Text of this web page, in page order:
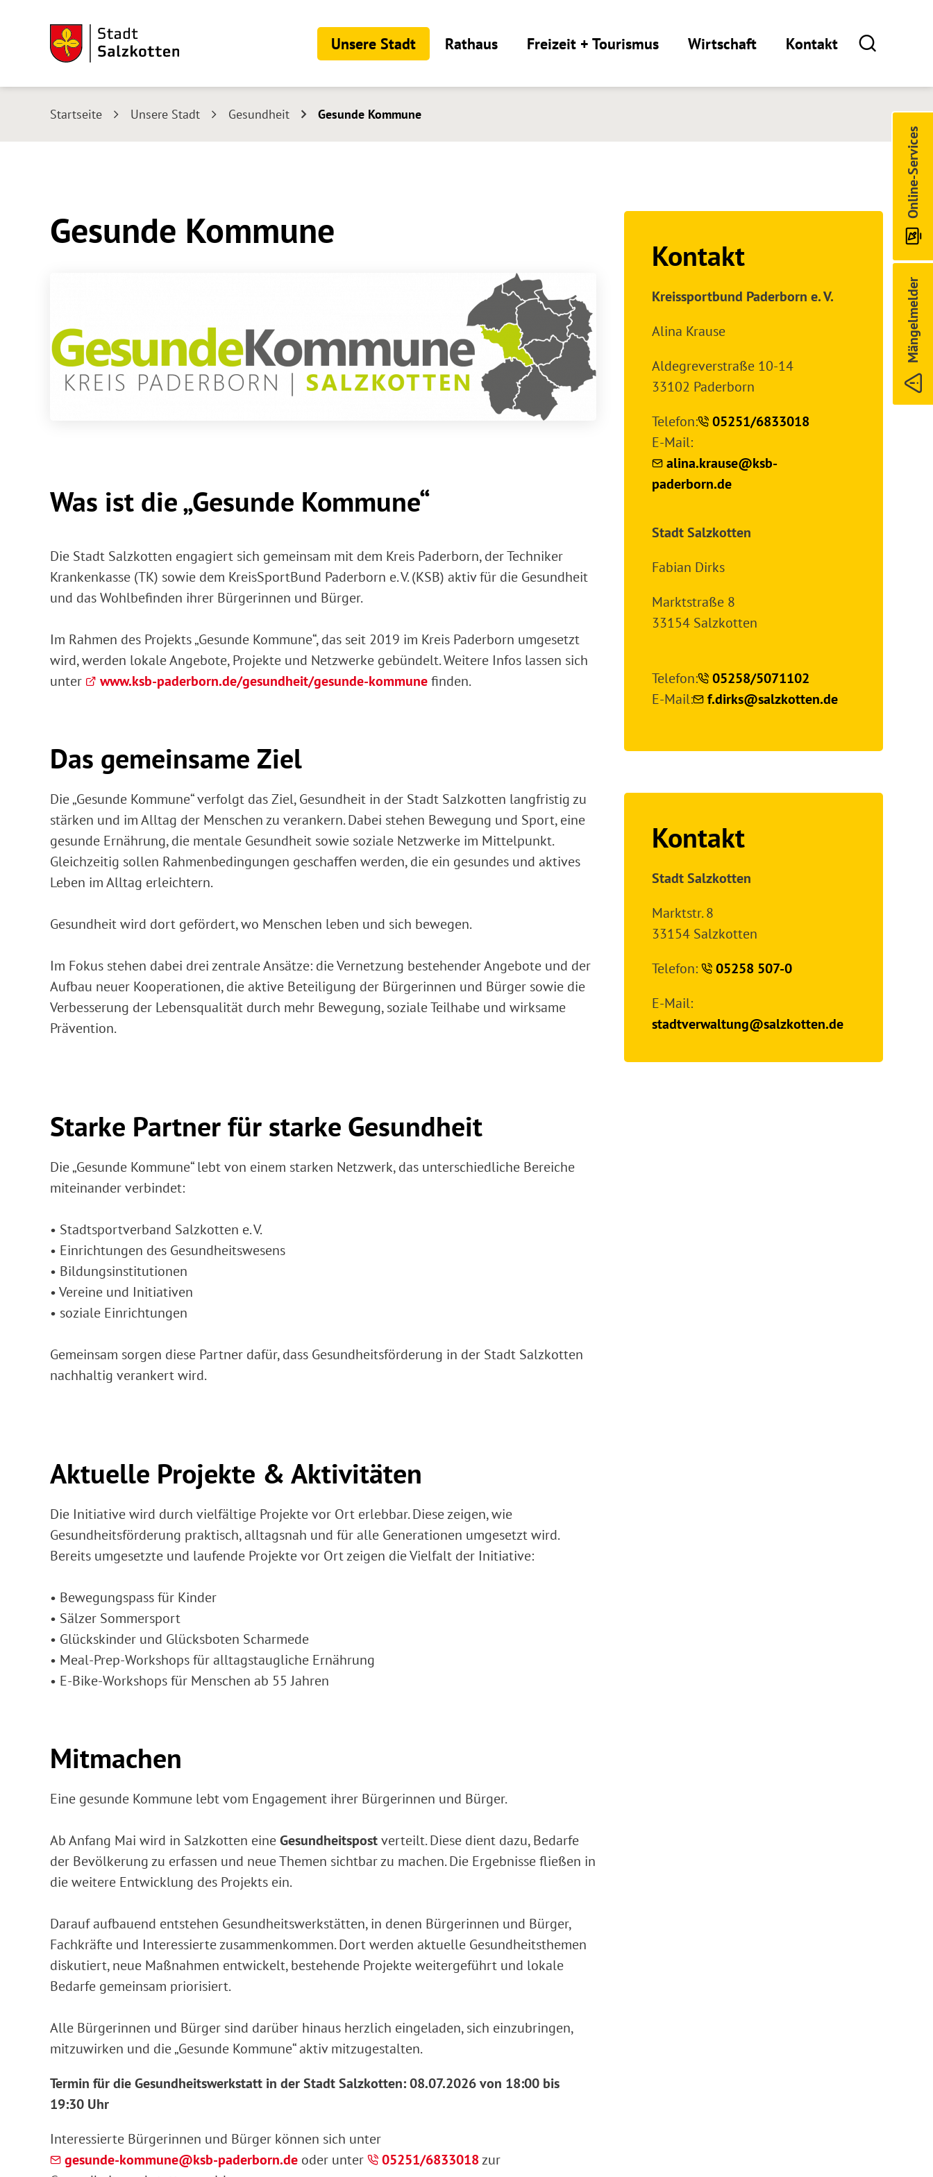
Unsere Stadt Rathaus Freizeit + Tourismus Wirtschaft Kontakt
Mängelmelder
Online-Services
Startseite Unsere Stadt Gesundheit Gesunde Kommune
Gesunde Kommune
Was ist die „Gesunde Kommune“
Die Stadt Salzkotten engagiert sich gemeinsam mit dem Kreis Paderborn, der Techniker
Krankenkasse (TK) sowie dem KreisSportBund Paderborn e. V. (KSB) aktiv für die Gesundheit
und das Wohlbefinden ihrer Bürgerinnen und Bürger.
Im Rahmen des Projekts „Gesunde Kommune“, das seit 2019 im Kreis Paderborn umgesetzt
wird, werden lokale Angebote, Projekte und Netzwerke gebündelt. Weitere Infos lassen sich
unter
www.ksb-paderborn.de/gesundheit/gesunde-kommunefinden.
Das gemeinsame Ziel
Die „Gesunde Kommune“ verfolgt das Ziel, Gesundheit in der Stadt Salzkotten langfristig zu
stärken und im Alltag der Menschen zu verankern. Dabei stehen Bewegung und Sport, eine
gesunde Ernährung, die mentale Gesundheit sowie soziale Netzwerke im Mittelpunkt.
Gleichzeitig sollen Rahmenbedingungen geschaffen werden, die ein gesundes und aktives
Leben im Alltag erleichtern.
Gesundheit wird dort gefördert, wo Menschen leben und sich bewegen.
Im Fokus stehen dabei drei zentrale Ansätze: die Vernetzung bestehender Angebote und der
Aufbau neuer Kooperationen, die aktive Beteiligung der Bürgerinnen und Bürger sowie die
Verbesserung der Lebensqualität durch mehr Bewegung, soziale Teilhabe und wirksame
Prävention.
Starke Partner für starke Gesundheit
Die „Gesunde Kommune“ lebt von einem starken Netzwerk, das unterschiedliche Bereiche
miteinander verbindet:
• Stadtsportverband Salzkotten e. V.
• Einrichtungen des Gesundheitswesens
• Bildungsinstitutionen
• Vereine und Initiativen
• soziale Einrichtungen
Gemeinsam sorgen diese Partner dafür, dass Gesundheitsförderung in der Stadt Salzkotten
nachhaltig verankert wird.
Aktuelle Projekte & Aktivitäten
Die Initiative wird durch vielfältige Projekte vor Ort erlebbar. Diese zeigen, wie
Gesundheitsförderung praktisch, alltagsnah und für alle Generationen umgesetzt wird.
Bereits umgesetzte und laufende Projekte vor Ort zeigen die Vielfalt der Initiative:
• Bewegungspass für Kinder
• Sälzer Sommersport
• Glückskinder und Glücksboten Scharmede
• Meal-Prep-Workshops für alltagstaugliche Ernährung
• E-Bike-Workshops für Menschen ab 55 Jahren
Mitmachen
Eine gesunde Kommune lebt vom Engagement ihrer Bürgerinnen und Bürger.
Ab Anfang Mai wird in Salzkotten eineGesundheitspostverteilt. Diese dient dazu, Bedarfe
der Bevölkerung zu erfassen und neue Themen sichtbar zu machen. Die Ergebnisse fließen in
die weitere Entwicklung des Projekts ein.
Darauf aufbauend entstehen Gesundheitswerkstätten, in denen Bürgerinnen und Bürger,
Fachkräfte und Interessierte zusammenkommen. Dort werden aktuelle Gesundheitsthemen
diskutiert, neue Maßnahmen entwickelt, bestehende Projekte weitergeführt und lokale
Bedarfe gemeinsam priorisiert.
Alle Bürgerinnen und Bürger sind darüber hinaus herzlich eingeladen, sich einzubringen,
mitzuwirken und die „Gesunde Kommune“ aktiv mitzugestalten.
Termin für die Gesundheitswerkstatt in der Stadt Salzkotten: 08.07.2026 von 18:00 bis
19:30 Uhr
Interessierte Bürgerinnen und Bürger können sich unter
gesunde-kommune@ksb-paderborn.de oder unter 05251/6833018zur
Kontakt
Kreissportbund Paderborn e. V.
Alina Krause
Aldegreverstraße 10-14
33102 Paderborn
Telefon:
05251/6833018
E-Mail:
alina.krause@ksb-
paderborn.de
Stadt Salzkotten
Fabian Dirks
Marktstraße 8
33154 Salzkotten
Telefon:
05258/5071102
E-Mail:
f.dirks@salzkotten.de
Kontakt
Stadt Salzkotten
Marktstr. 8
33154 Salzkotten
Telefon:
05258 507-0
E-Mail:
st dtv rw lt ng s lzk tt n d